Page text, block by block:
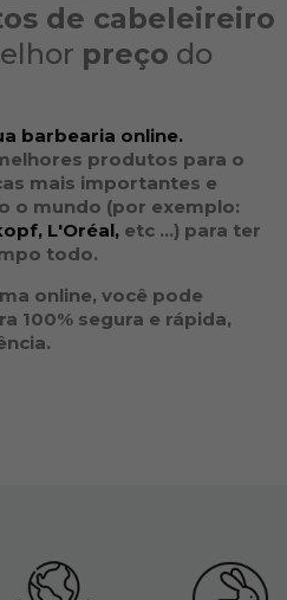
de cabeleireiro
preço do
barbearia online.
produtos para o
mais importantes e
o mundo (por exemplo:
L'Oréal, etc ...) para ter
todo.
online, você pode
100% segura e rápida,